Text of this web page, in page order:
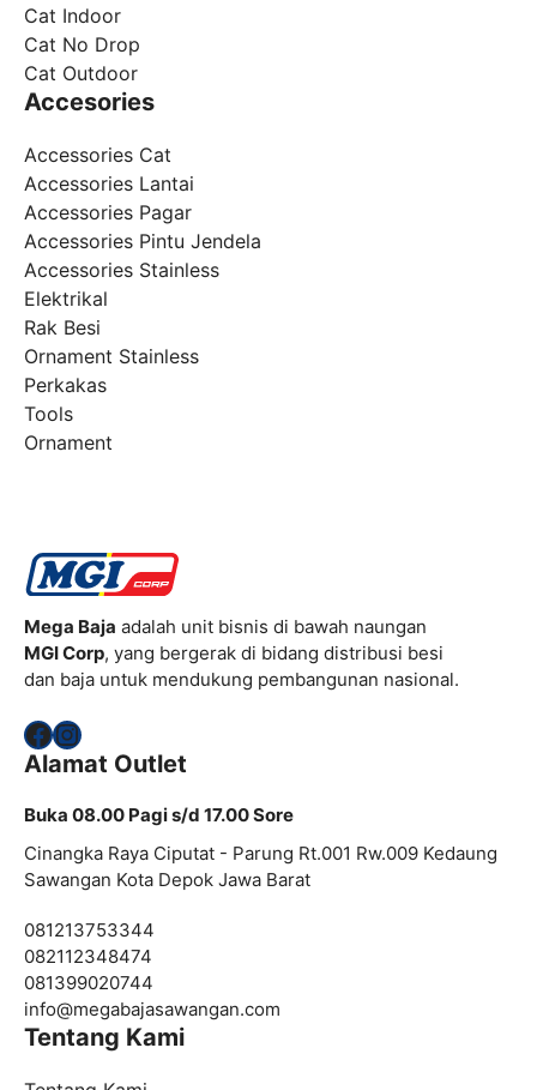
Cat Indoor
Cat No Drop
Cat Outdoor
Accesories
Accessories Cat
Accessories Lantai
Accessories Pagar
Accessories Pintu Jendela
Accessories Stainless
Elektrikal
Rak Besi
Ornament Stainless
Perkakas
Tools
Ornament
Mega Baja adalah unit bisnis di bawah naungan
MGI Corp, yang bergerak di bidang distribusi besi
dan baja untuk mendukung pembangunan nasional.
Facebook
Instagram
Alamat Outlet
Buka 08.00 Pagi s/d 17.00 Sore
Cinangka Raya Ciputat - Parung Rt.001 Rw.009 Kedaung
Sawangan Kota Depok Jawa Barat
081213753344
082112348474
081399020744
info@megabajasawangan.com
Tentang Kami